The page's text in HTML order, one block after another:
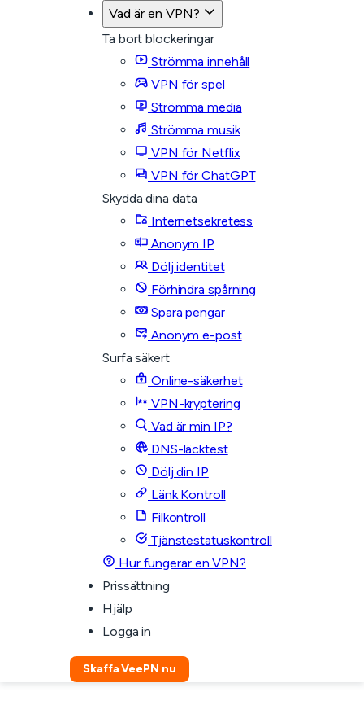
Vad är en VPN?
Ta bort blockeringar
Strömma innehåll
VPN för spel
Strömma media
Strömma musik
VPN för Netflix
VPN för ChatGPT
Skydda dina data
Internetsekretess
Anonym IP
Dölj identitet
Förhindra spårning
Spara pengar
Anonym e-post
Surfa säkert
Online-säkerhet
VPN-kryptering
Vad är min IP?
DNS-läcktest
Dölj din IP
Länk Kontroll
Filkontroll
Tjänstestatuskontroll
Hur fungerar en VPN?
Prissättning
Hjälp
Logga in
Skaffa VeePN nu